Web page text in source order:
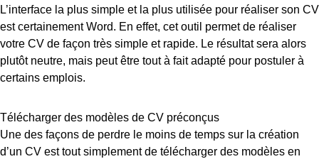
L’interface la plus simple et la plus utilisée pour réaliser son CV
est certainement Word. En effet, cet outil permet de réaliser
votre CV de façon très simple et rapide. Le résultat sera alors
plutôt neutre, mais peut être tout à fait adapté pour postuler à
certains emplois.
Télécharger des modèles de CV préconçus
Une des façons de perdre le moins de temps sur la création
d’un CV est tout simplement de télécharger des modèles en